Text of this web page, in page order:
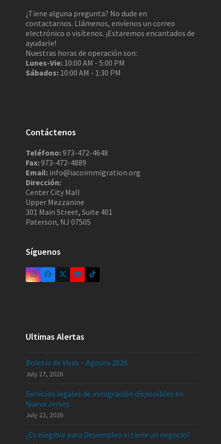
¿Tiene alguna pregunta? No dude en
contactarnos. Llámenos, envíenos un correo
electrónico o visítenos. ¡Estaremos encantados de
ayudarle!
Nuestras horas de operación son:
Lunes-Vie: 10:00 AM - 5:00 PM
Sábados: 10:00 AM - 1:30 PM
Contáctenos
Teléfono:973-472-4648
Fax:973-472-4889
Email: info@iacoimmigration.org
Dirección:
Center City Mall
Upper Mezzanine
301 Main Street, Suite 401
Paterson, NJ 07505
Síguenos
Ultimas Alertas
Boletín de Visas – Agosto 2026
July 27, 2026
Servicios legales de inmigración disponibles en
Nueva Jersey
July 22, 2026
¿Es elegible para Desempleo si tiene un negocio?